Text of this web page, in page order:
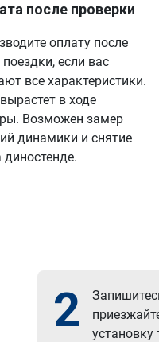
после проверки
оплату после
если вас
все характеристики.
в ходе
Возможен замер
динамики и снятие
диностенде.
2
установку